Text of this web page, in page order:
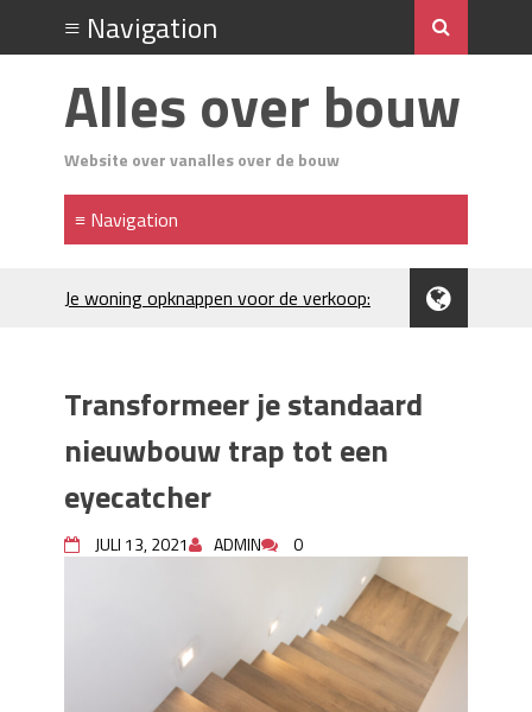
Alles over bouw
Website over vanalles over de bouw
Je woning opknappen voor de verkoop:
evenementen
H₂S in Rotterdamse woonwijken:
metingen, geurneutralisatie en
resultaten
keuze voor iedere tuin
Wonen in balans en comfort
Wanneer is het slim om een
graafmachine te huren in plaats van te
Transformeer je standaard
nieuwbouw trap tot een
eyecatcher
JULI 13, 2021 ADMIN 0